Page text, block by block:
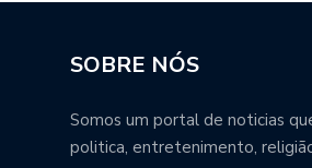
SOBRE NÓS
Somos um portal de noticias
politica, entretenimento,